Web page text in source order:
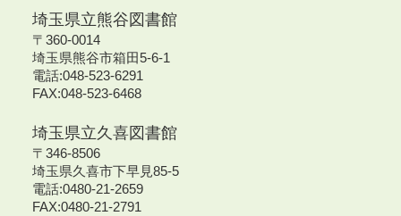
埼玉県立熊谷図書館
〒360-0014
埼玉県熊谷市箱田5-6-1
電話:048-523-6291
FAX:048-523-6468
埼玉県立久喜図書館
〒346-8506
埼玉県久喜市下早見85-5
電話:0480-21-2659
FAX:0480-21-2791